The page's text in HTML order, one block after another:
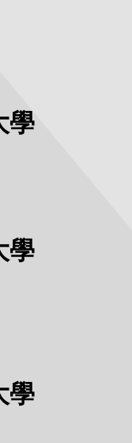
學
學
學